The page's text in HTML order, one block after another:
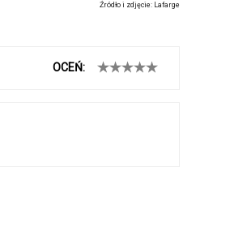
Źródło i zdjęcie: Lafarge
OCEŃ: